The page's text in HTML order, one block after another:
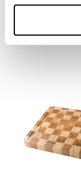
alk.16,09 €